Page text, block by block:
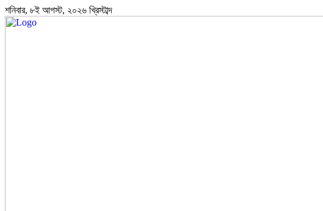
শনিবার, ৮ই আগস্ট, ২০২৬ খ্রিস্টাব্দ